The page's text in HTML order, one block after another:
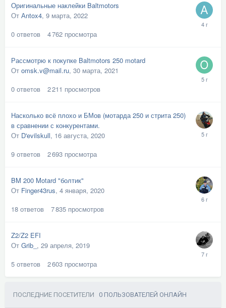
Оригинальные наклейки Baltmotors
От Аntox4, 9 марта, 2022
0 ответов 4 762 просмотра
Рассмотрю к покупке Baltmotors 250 motard
От omsk.v@mail.ru, 30 марта, 2021
0 ответов 2 211 просмотров
Насколько всё плохо и БМов (мотарда 250 и стрита 250)
в сравнении с конкурентами.
От D'evilskull, 16 августа, 2020
9 ответов 2 693 просмотра
BM 200 Motard "болтик"
От Finger43rus, 4 января, 2020
18 ответов 7 835 просмотров
Z2/Z2 EFI
От Grib_ , 29 апреля, 2019
5 ответов 2 603 просмотра
ПОСЛЕДНИЕ ПОСЕТИТЕЛИ 0 ПОЛЬЗОВАТЕЛЕЙ ОНЛАЙН